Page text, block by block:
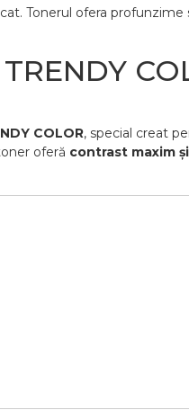
Tonerul ofera
COLOR, special creat
oferă contrast maxim